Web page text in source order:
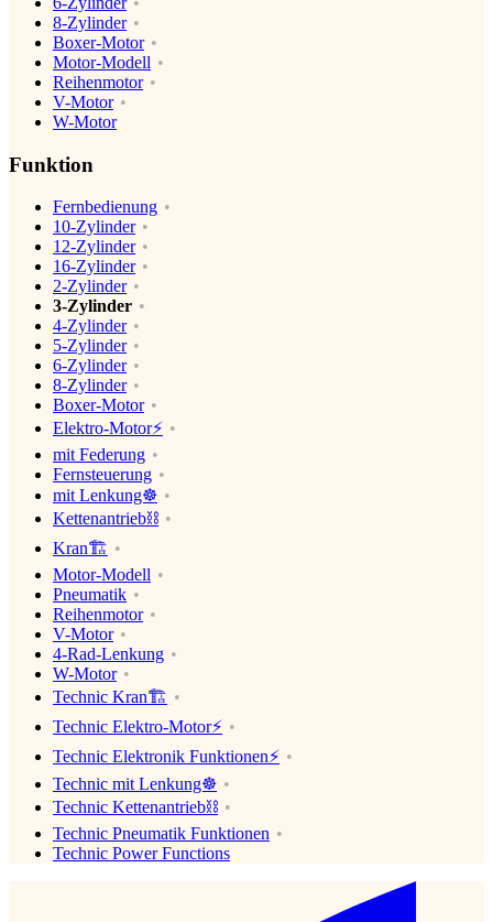
8-Zylinder
Boxer-Motor
Motor-Modell
Reihenmotor
V-Motor
W-Motor
Funktion
Fernbedienung
10-Zylinder
12-Zylinder
16-Zylinder
2-Zylinder
3-Zylinder
4-Zylinder
5-Zylinder
6-Zylinder
8-Zylinder
Boxer-Motor
Elektro-Motor⚡️
mit Federung
Fernsteuerung
mit Lenkung☸️
Kettenantrieb⛓
Kran🏗
Motor-Modell
Pneumatik
Reihenmotor
V-Motor
4-Rad-Lenkung
W-Motor
Technic Kran🏗
Technic Elektro-Motor⚡️
Technic Elektronik Funktionen⚡️
Technic mit Lenkung☸️
Technic Kettenantrieb⛓
Technic Pneumatik Funktionen
Technic Power Functions